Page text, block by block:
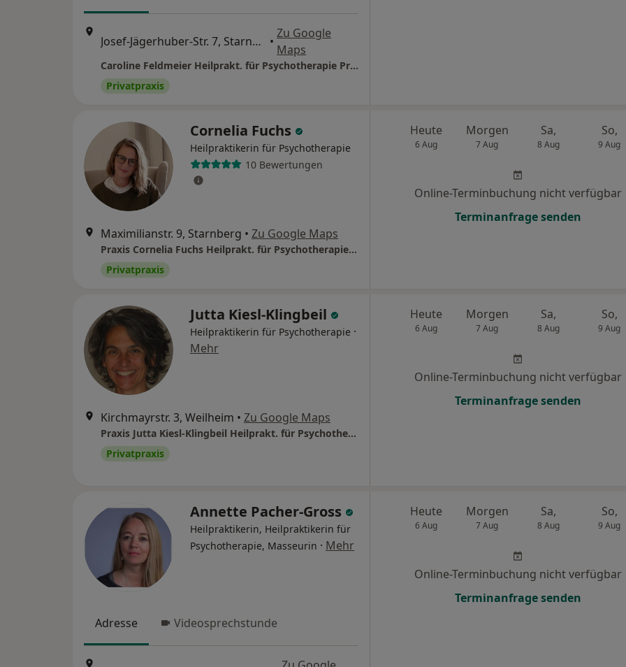
Josef-Jägerhuber-Str. 7, Starnberg •
Zu Google
Maps
Caroline Feldmeier Heilprakt. für Psychotherapie Praxis für Psychotherapie und Hypnose
Privatpraxis
Cornelia Fuchs
Heilpraktikerin für Psychotherapie
10 Bewertungen
Maximilianstr. 9, Starnberg • Zu Google Maps
Praxis Cornelia Fuchs Heilprakt. für Psychotherapie c/o Praxis Fölsch-Rau
Privatpraxis
Heute
6 Aug
Morgen
7 Aug
Sa,
8 Aug
So,
9 Aug
Online-Terminbuchung nicht verfügbar
Terminanfrage senden
Jutta Kiesl-Klingbeil
Heilpraktikerin für Psychotherapie ·
Mehr
Kirchmayrstr. 3, Weilheim • Zu Google Maps
Praxis Jutta Kiesl-Klingbeil Heilprakt. für Psychotherapie
Privatpraxis
Heute
6 Aug
Morgen
7 Aug
Sa,
8 Aug
So,
9 Aug
Online-Terminbuchung nicht verfügbar
Terminanfrage senden
Annette Pacher-Gross
Heilpraktikerin, Heilpraktikerin für
Psychotherapie, Masseurin · Mehr
Adresse Videosprechstunde
Heute
6 Aug
Morgen
7 Aug
Sa,
8 Aug
So,
9 Aug
Online-Terminbuchung nicht verfügbar
Terminanfrage senden